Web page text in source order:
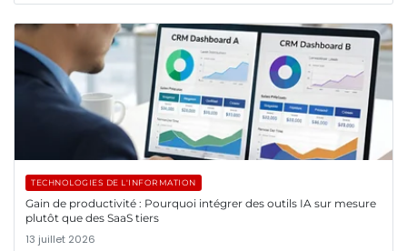
TECHNOLOGIES DE L'INFORMATION
Gain de productivité : Pourquoi intégrer des outils IA sur mesure
plutôt que des SaaS tiers
13 juillet 2026